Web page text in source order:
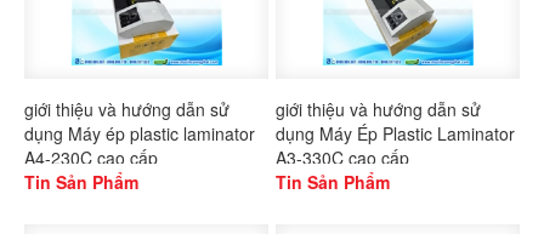
giới thiệu và hướng dẫn sử
dụng Máy ép plastic laminator
A4-230C cao cấp
Tin Sản Phẩm
giới thiệu và hướng dẫn sử
dụng Máy Ép Plastic Laminator
A3-330C cao cấp
Tin Sản Phẩm